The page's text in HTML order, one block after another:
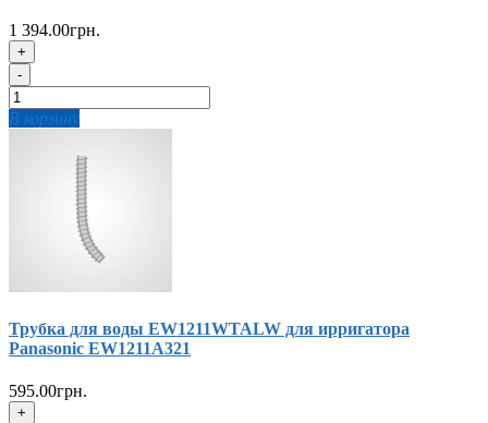
1 394.00грн.
+
-
В корзину
Трубка для воды EW1211WTALW для ирригатора
Panasonic EW1211A321
595.00грн.
+